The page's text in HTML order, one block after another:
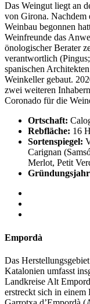
Das Weingut liegt an
von Girona. Nachdem
Weinbau begonnen
Weinfreunde das
önologischer Berater
verantwortlich
spanischen
Weinkeller gebaut.
zwei weiteren
Coronado für die
Ortschaft:
Rebfläche: 16
Sortenspiegel:
Carignan
Merlot, Petit
Empordà
Das
Katalonien umfasst
Landkreise Alt
erstreckt sich in einem